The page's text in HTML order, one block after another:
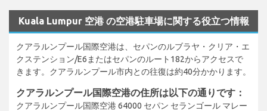
Kuala Lumpur 空港 の空港駐車場に関する役立つ情報
クアラルンプール国際空港は、セパンのルブラヤ・クリア・エ
クステンション/E6またはセパンのルート182からアクセスで
きます。クアラルンプール市内との往復は約40分かかります。
クアラルンプール国際空港の住所は以下の通りです：
クアラルンプール国際空港 64000 セパン セランゴール マレー